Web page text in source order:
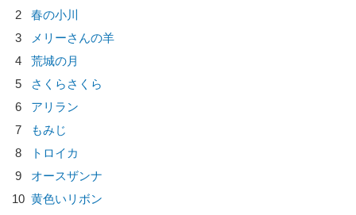
2
春の小川
3
メリーさんの羊
4
荒城の月
5
さくらさくら
6
アリラン
7
もみじ
8
トロイカ
9
オースザンナ
10 黄色いリボン